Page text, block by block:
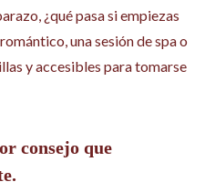
¿qué pasa si empiezas
una sesión de spa o
y accesibles para tomarse
consejo que